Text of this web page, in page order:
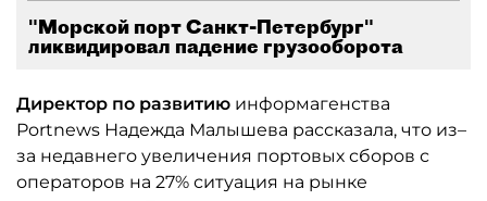
"Морской порт Санкт-Петербург"
ликвидировал падение грузооборота
Директор по развитию информагенства
Portnews Надежда Малышева рассказала, что из–
за недавнего увеличения портовых сборов с
операторов на 27% ситуация на рынке